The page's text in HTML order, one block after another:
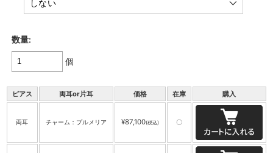
数量:
個
ピアス 両耳or片耳 価格 在庫 購入
両耳 チャーム：プルメリア ¥87,100(税込) 〇